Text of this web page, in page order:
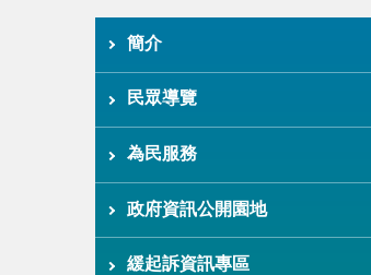
簡介
民眾導覽
為民服務
政府資訊公開園地
緩起訴資訊專區